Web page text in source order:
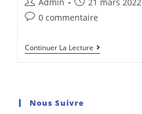
0 commentaire
Continuer La Lecture
Nous Suivre